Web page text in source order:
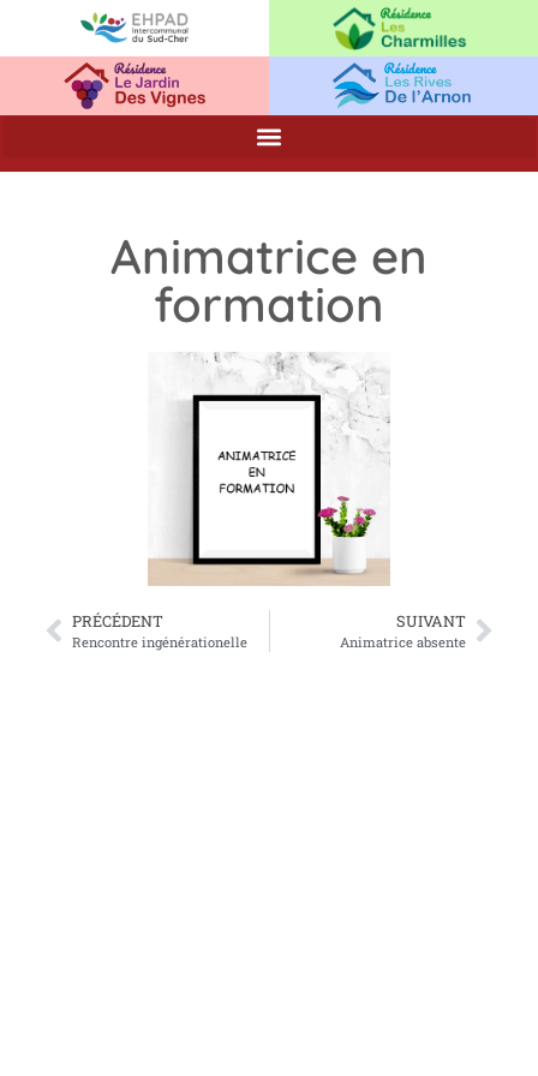
Animatrice en
formation
PRÉCÉDENT
Rencontre ingénérationelle
SUIVANT
Animatrice absente